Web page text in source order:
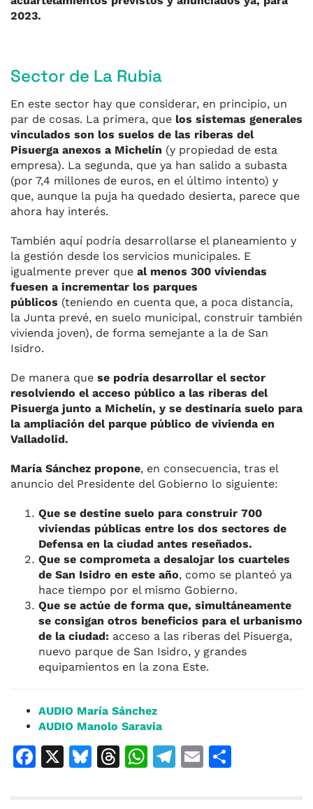
2023.
Sector de La Rubia
En este sector hay que considerar, en principio, un
par de cosas. La primera, que los sistemas generales
vinculados son los suelos de las riberas del
Pisuerga anexos a Michelín (y propiedad de esta
empresa). La segunda, que ya han salido a subasta
(por 7,4 millones de euros, en el último intento) y
que, aunque la puja ha quedado desierta, parece que
ahora hay interés.
También aquí podría desarrollarse el planeamiento y
la gestión desde los servicios municipales. E
igualmente prever que al menos 300 viviendas
fuesen a incrementar los parques
públicos (teniendo en cuenta que, a poca distancia,
la Junta prevé, en suelo municipal, construir también
vivienda joven), de forma semejante a la de San
Isidro.
De manera que se podría desarrollar el sector
resolviendo el acceso público a las riberas del
Pisuerga junto a Michelín, y se destinaría suelo para
la ampliación del parque público de vivienda en
Valladolid.
María Sánchez propone, en consecuencia, tras el
anuncio del Presidente del Gobierno lo siguiente:
Que se destine suelo para construir 700
viviendas públicas entre los dos sectores de
Defensa en la ciudad antes reseñados.
Que se comprometa a desalojar los cuarteles
de San Isidro en este año, como se planteó ya
hace tiempo por el mismo Gobierno.
Que se actúe de forma que, simultáneamente
se consigan otros beneficios para el urbanismo
de la ciudad: acceso a las riberas del Pisuerga,
nuevo parque de San Isidro, y grandes
equipamientos en la zona Este.
AUDIO María Sánchez
AUDIO Manolo Saravia
F
X
Bl T
W T
E